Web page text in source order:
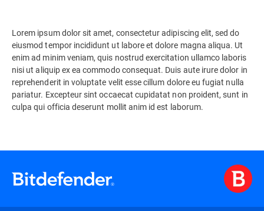
Lorem ipsum dolor sit amet, consectetur adipiscing elit, sed do
eiusmod tempor incididunt ut labore et dolore magna aliqua. Ut
enim ad minim veniam, quis nostrud exercitation ullamco laboris
nisi ut aliquip ex ea commodo consequat. Duis aute irure dolor in
reprehenderit in voluptate velit esse cillum dolore eu fugiat nulla
pariatur. Excepteur sint occaecat cupidatat non proident, sunt in
culpa qui officia deserunt mollit anim id est laborum.